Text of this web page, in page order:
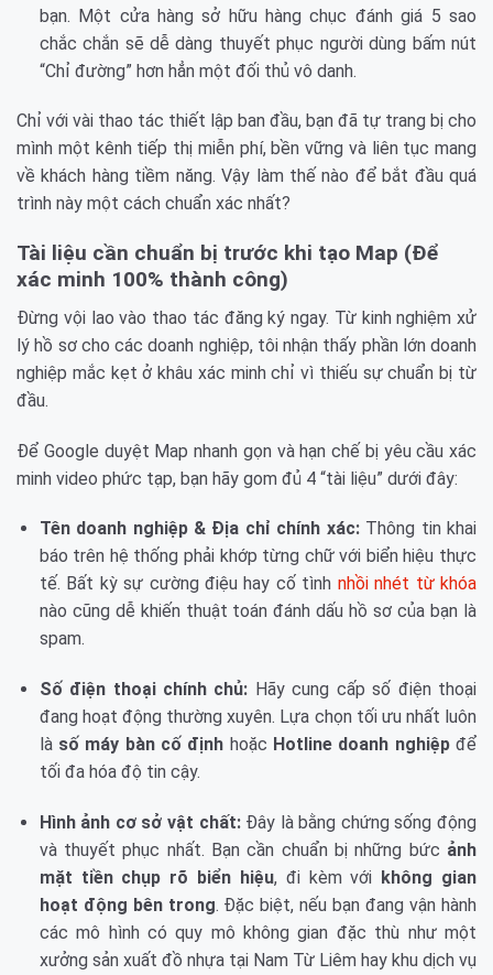
bạn. Một cửa hàng sở hữu hàng chục đánh giá 5 sao
chắc chắn sẽ dễ dàng thuyết phục người dùng bấm nút
“Chỉ đường” hơn hẳn một đối thủ vô danh.
Chỉ với vài thao tác thiết lập ban đầu, bạn đã tự trang bị cho
mình một kênh tiếp thị miễn phí, bền vững và liên tục mang
về khách hàng tiềm năng. Vậy làm thế nào để bắt đầu quá
trình này một cách chuẩn xác nhất?
Tài liệu cần chuẩn bị trước khi tạo Map (Để
xác minh 100% thành công)
Đừng vội lao vào thao tác đăng ký ngay. Từ kinh nghiệm xử
lý hồ sơ cho các doanh nghiệp, tôi nhận thấy phần lớn doanh
nghiệp mắc kẹt ở khâu xác minh chỉ vì thiếu sự chuẩn bị từ
đầu.
Để Google duyệt Map nhanh gọn và hạn chế bị yêu cầu xác
minh video phức tạp, bạn hãy gom đủ 4 “tài liệu” dưới đây:
Tên doanh nghiệp & Địa chỉ chính xác:Thông tin khai
báo trên hệ thống phải khớp từng chữ với biển hiệu thực
tế. Bất kỳ sự cường điệu hay cố tình nhồi nhét từ khóa
nào cũng dễ khiến thuật toán đánh dấu hồ sơ của bạn là
spam.
Số điện thoại chính chủ: Hãy cung cấp số điện thoại
đang hoạt động thường xuyên. Lựa chọn tối ưu nhất luôn
là số máy bàn cố định hoặc Hotline doanh nghiệpđể
tối đa hóa độ tin cậy.
Hình ảnh cơ sở vật chất:Đây là bằng chứng sống động
và thuyết phục nhất. Bạn cần chuẩn bị những bức ảnh
mặt tiền chụp rõ biển hiệu, đi kèm với không gian
hoạt động bên trong. Đặc biệt, nếu bạn đang vận hành
các mô hình có quy mô không gian đặc thù như một
xưởng sản xuất đồ nhựa tại Nam Từ Liêm hay khu dịch vụ